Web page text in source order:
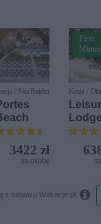
/ Nea Potidea
3422 zł
za osobę
First
Kenia /
Lodge
Golf
z serwisu Wakacje.pl. 